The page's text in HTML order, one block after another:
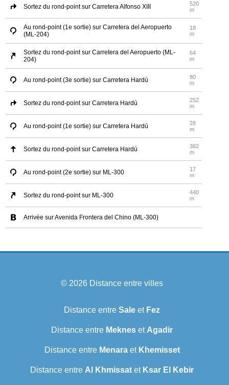
Sortez du rond-point sur Carretera Alfonso XIII
520
m
Au rond-point (1e sortie) sur Carretera del Aeropuerto
(ML-204)
18
m
Sortez du rond-point sur Carretera del Aeropuerto (ML-
204)
64
m
Au rond-point (3e sortie) sur Carretera Hardú
80
m
Sortez du rond-point sur Carretera Hardú
252
m
Au rond-point (1e sortie) sur Carretera Hardú
28
m
Sortez du rond-point sur Carretera Hardú
382
m
Au rond-point (2e sortie) sur ML-300
17
m
Sortez du rond-point sur ML-300
440
m
Arrivée sur Avenida Frontera del Chino (ML-300)
© 2026 Distance entre villes
Distance entre Sale et Fez
Distance entre Meknes et Agadir
Distance entre Menaraet Khemisset
Distance entre Al Khmissat et Ksar El Kebir